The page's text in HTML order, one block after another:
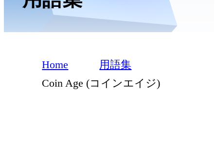
Home
用語集
Coin Age (コインエイジ)